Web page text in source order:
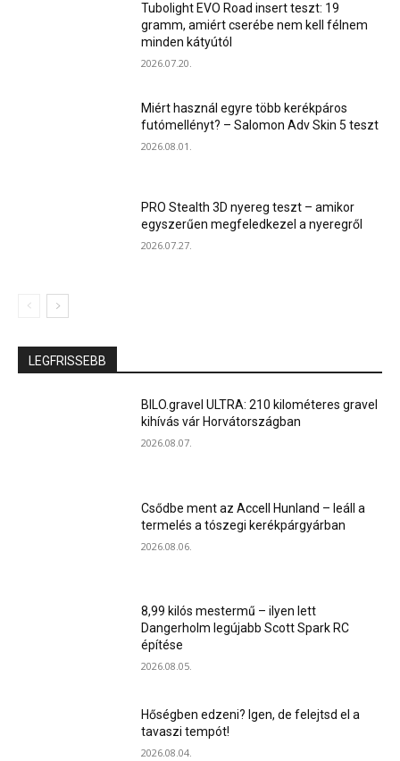
Tubolight EVO Road insert teszt: 19
gramm, amiért cserébe nem kell félnem
minden kátyútól
2026.07.20.
Miért használ egyre több kerékpáros
futómellényt? – Salomon Adv Skin 5 teszt
2026.08.01.
PRO Stealth 3D nyereg teszt – amikor
egyszerűen megfeledkezel a nyeregről
2026.07.27.
LEGFRISSEBB
BILO.gravel ULTRA: 210 kilométeres gravel
kihívás vár Horvátországban
2026.08.07.
Csődbe ment az Accell Hunland – leáll a
termelés a tószegi kerékpárgyárban
2026.08.06.
8,99 kilós mestermű – ilyen lett
Dangerholm legújabb Scott Spark RC
építése
2026.08.05.
Hőségben edzeni? Igen, de felejtsd el a
tavaszi tempót!
2026.08.04.